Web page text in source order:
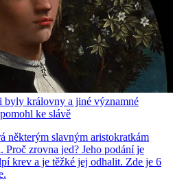
královny a jiné významné
ke slávě
některým slavným aristokratkám
zrovna jed? Jeho podání je
krev a je těžké jej odhalit. Zde je 6